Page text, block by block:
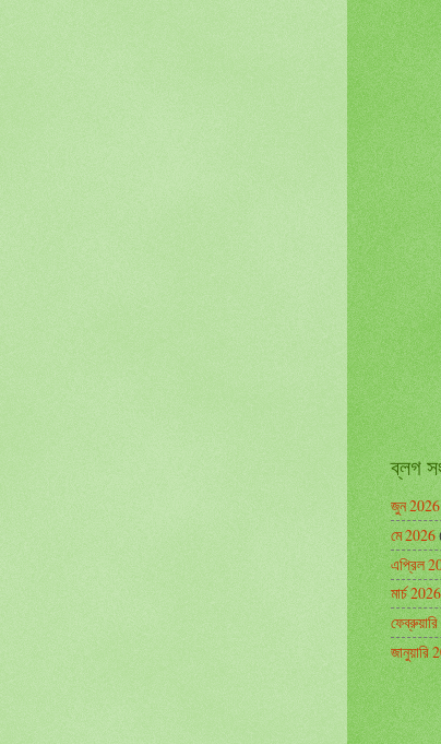
ব্লগ
জুন 2026
মে 2026
এপ্রিল
মার্চ 2026
জানুয়ারি